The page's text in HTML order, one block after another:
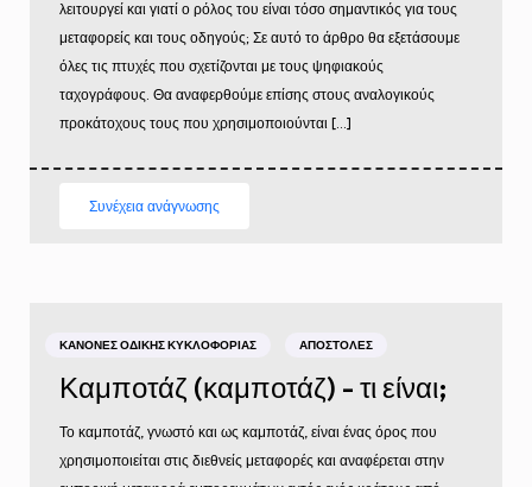
λειτουργεί και γιατί ο ρόλος του είναι τόσο σημαντικός για τους
μεταφορείς και τους οδηγούς; Σε αυτό το άρθρο θα εξετάσουμε
όλες τις πτυχές που σχετίζονται με τους ψηφιακούς
ταχογράφους. Θα αναφερθούμε επίσης στους αναλογικούς
προκάτοχους τους που χρησιμοποιούνται […]
Συνέχεια ανάγνωσης
ΚΑΝΌΝΕΣ ΟΔΙΚΉΣ ΚΥΚΛΟΦΟΡΊΑΣ ΑΠΟΣΤΟΛΈΣ
Καμποτάζ (καμποτάζ) - τι είναι;
Το καμποτάζ, γνωστό και ως καμποτάζ, είναι ένας όρος που
χρησιμοποιείται στις διεθνείς μεταφορές και αναφέρεται στην